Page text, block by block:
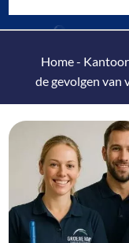
Home-
de gevolgen van